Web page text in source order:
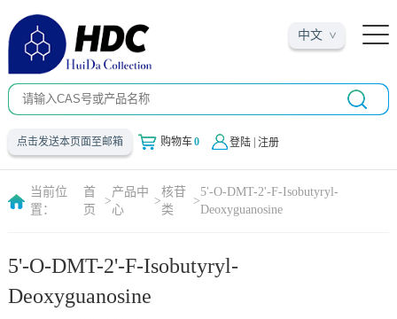
中文
点击发送本页面至邮箱 购物车0 登陆| 注册
当前位
置：
首
页
>
产品中
心
>
核苷
类
>
5'-O-DMT-2'-F-Isobutyryl-
Deoxyguanosine
5'-O-DMT-2'-F-Isobutyryl-
Deoxyguanosine